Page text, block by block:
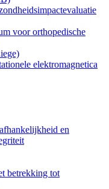
voor orthopedische
elektromagnetica
en
betrekking tot